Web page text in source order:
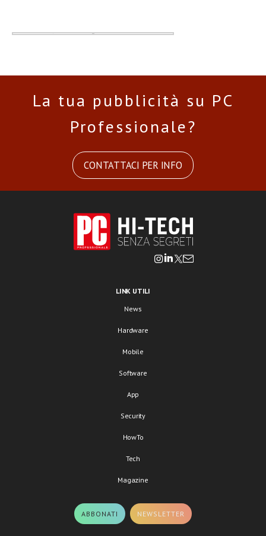
La tua pubblicità su PC
Professionale?
CONTATTACI PER INFO
LINK UTILI
News
Hardware
Mobile
Software
App
Security
HowTo
Tech
Magazine
ABBONATI NEWSLETTER